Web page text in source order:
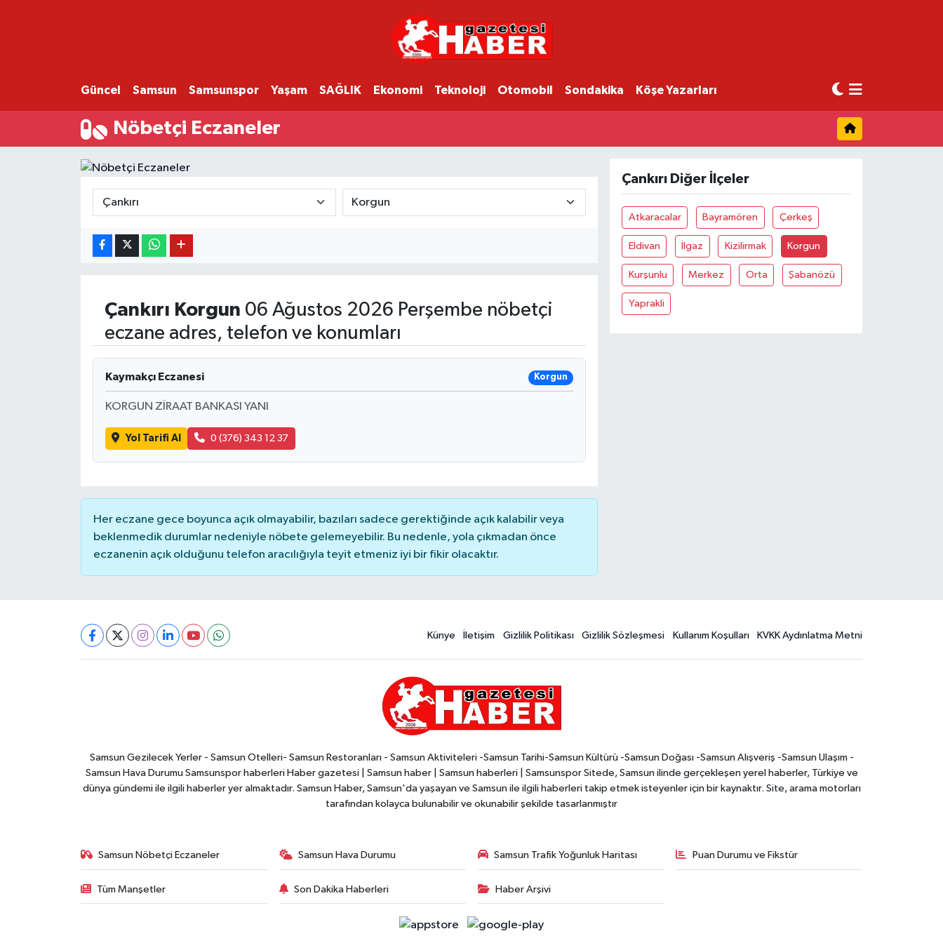
Güncel Samsun Samsunspor Yaşam SAĞLIK Ekonomi Teknoloji Otomobil Sondakika Köşe Yazarları
Nöbetçi Eczaneler
Çankırı Korgun 06 Ağustos 2026 Perşembe nöbetçi
eczane adres, telefon ve konumları
Kaymakçı Eczanesi Korgun
KORGUN ZİRAAT BANKASI YANI
Yol Tarifi Al 0 (376) 343 12 37
Her eczane gece boyunca açık olmayabilir, bazıları sadece gerektiğinde açık kalabilir veya
beklenmedik durumlar nedeniyle nöbete gelemeyebilir. Bu nedenle, yola çıkmadan önce
eczanenin açık olduğunu telefon aracılığıyla teyit etmeniz iyi bir fikir olacaktır.
Çankırı Diğer İlçeler
Atkaracalar Bayramören Çerkeş
Eldivan İlgaz Kizilirmak Korgun
Kurşunlu Merkez Orta Şabanözü
Yaprakli
Künye İletişim Gizlilik Politikası Gizlilik Sözleşmesi Kullanım Koşulları KVKK Aydınlatma Metni
Samsun Gezilecek Yerler - Samsun Otelleri- Samsun Restoranları - Samsun Aktiviteleri -Samsun Tarihi-Samsun Kültürü -Samsun Doğası -Samsun Alışveriş -Samsun Ulaşım -
Samsun Hava Durumu Samsunspor haberleri Haber gazetesi | Samsun haber | Samsun haberleri | Samsunspor Sitede, Samsun ilinde gerçekleşen yerel haberler, Türkiye ve
dünya gündemi ile ilgili haberler yer almaktadır. Samsun Haber, Samsun'da yaşayan ve Samsun ile ilgili haberleri takip etmek isteyenler için bir kaynaktır. Site, arama motorları
tarafından kolayca bulunabilir ve okunabilir şekilde tasarlanmıştır
Samsun Nöbetçi Eczaneler Samsun Hava Durumu Samsun Trafik Yoğunluk Haritası Puan Durumu ve Fikstür
Tüm Manşetler Son Dakika Haberleri Haber Arşivi
SAMSUN
SAMSUNSPOR
EKONOMİ